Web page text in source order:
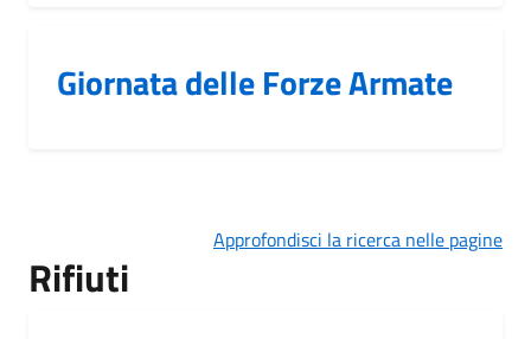
Giornata delle Forze Armate
Approfondisci la ricerca nelle pagine
Rifiuti